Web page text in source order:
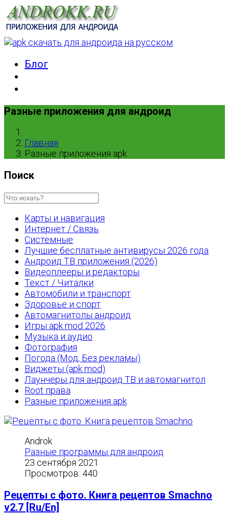
Блог
Разные приложения для андроид
Главная
Разные приложения apk
Поиск
Карты и навигация
Интернет / Связь
Системные
Лучшие бесплатные антивирусы 2026 года
Андроид ТВ приложения (2026)
Видеоплееры и редакторы
Текст / Читалки
Автомобили и транспорт
Здоровье и спорт
Автомагнитолы андроид
Игры apk mod 2026
Музыка и аудио
Фотография
Погода (Мод, Без рекламы)
Виджеты (apk mod)
Лаунчеры для андроид ТВ и автомагнитол
Root права
Разные приложения apk
Androk
Разные программы для андроид
23 сентября 2021
Просмотров: 440
Рецепты с фото. Книга рецептов Smachno
v2.7 [Ru/En]